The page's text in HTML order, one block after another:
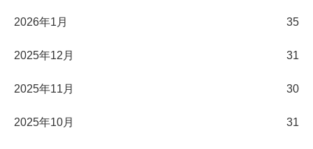
2026年1月 35
2025年12月 31
2025年11月 30
2025年10月 31